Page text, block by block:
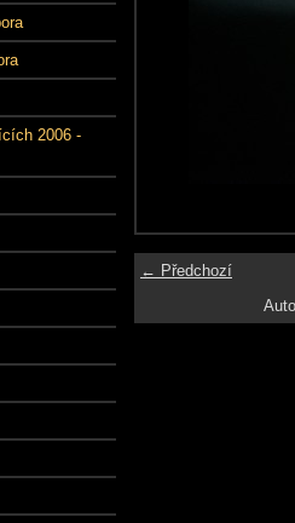
2006 -
← Předchozí